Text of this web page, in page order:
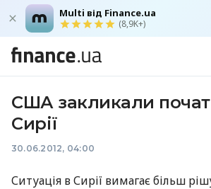
Multi від Finance.ua
(8,9K+)
США закликали
Сирії
30.06.2012, 04:00
Ситуація в Сирії вимагає більш